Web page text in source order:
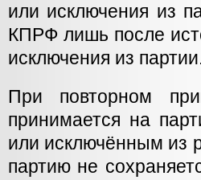
или исключения из
КПРФ лишь после
исключения из
При повторном
принимается на
или исключённым из
партию не